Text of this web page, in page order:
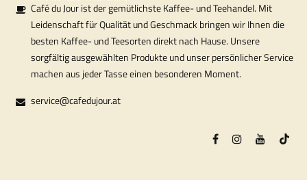
Café du Jour ist der gemütlichste Kaffee- und Teehandel. Mit
Leidenschaft für Qualität und Geschmack bringen wir Ihnen die
besten Kaffee- und Teesorten direkt nach Hause. Unsere
sorgfältig ausgewählten Produkte und unser persönlicher Service
machen aus jeder Tasse einen besonderen Moment.
service@cafedujour.at